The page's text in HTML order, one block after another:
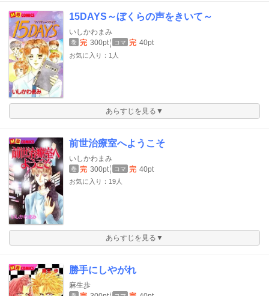
15DAYS～ぼくらの声をきいて～
いしかわまみ
巻 完 300pt コマ 完 40pt
お気に入り：1人
あらすじを見る▼
前世治療室へようこそ
いしかわまみ
巻 完 300pt コマ 完 40pt
お気に入り：19人
あらすじを見る▼
勝手にしやがれ
麻生歩